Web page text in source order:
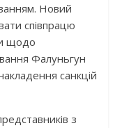
Новий
співпрацю
щодо
Фалуньгун
санкцій
з